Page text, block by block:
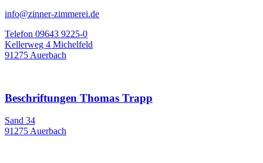
info@zinner-zimmerei.de
Telefon 09643 9225-0
Kellerweg 4 Michelfeld
91275 Auerbach
Beschriftungen Thomas Trapp
Sand 34
91275 Auerbach